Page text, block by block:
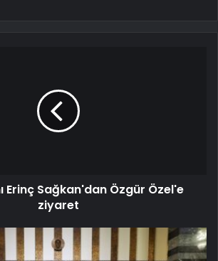
Erinç Sağkan'dan Özgür Özel'e
ziyaret